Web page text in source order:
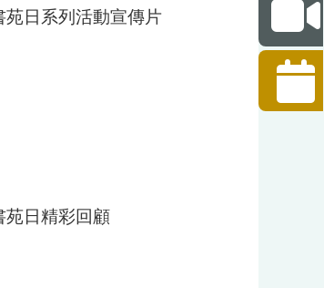
苑日系列活動宣傳片
苑日精彩回顧